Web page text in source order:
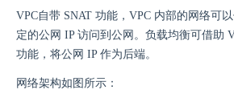
VPC自带 SNAT 功能，VPC 内部的网络可
定的公网 IP 访问到公网。负载均衡可借助
功能，将公网 IP 作为后端。
网络架构如图所示：